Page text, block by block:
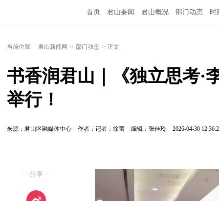
首页 君山要闻 君山概况 部门动态 时
当前位置: 君山新闻网 > 部门动态 > 正文
书香润君山｜《独立思考·
举行！
来源：君山区融媒体中心 作者：记者：徐蕾 编辑：张佳玲 2026-04-30
—分享—